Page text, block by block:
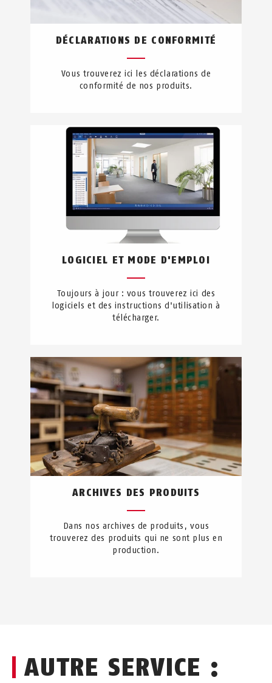
DÉCLARATIONS DE CONFORMITÉ
Vous trouverez ici les déclarations de
conformité de nos produits.
LOGICIEL ET MODE D'EMPLOI
Toujours à jour : vous trouverez ici des
logiciels et des instructions d'utilisation à
télécharger.
ARCHIVES DES PRODUITS
Dans nos archives de produits, vous
trouverez des produits qui ne sont plus en
production.
AUTRE SERVICE :